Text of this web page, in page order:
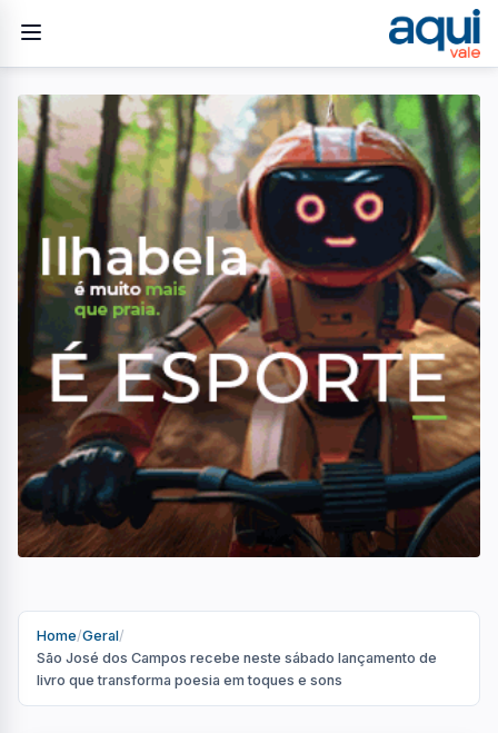
Home/Geral/
São José dos Campos recebe neste sábado lançamento de
livro que transforma poesia em toques e sons
GERAL
São José dos Campos
recebe neste sábado
lançamento de livro que
toques e sons
"Liberte-ta", da compositora Wannie Ramos, é
lançado gratuitamente no Parque Vicentina